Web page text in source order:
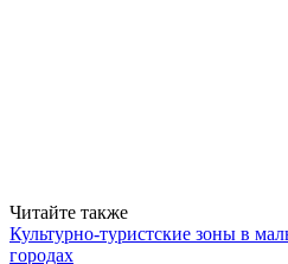
Читайте также
Культурно-туристские зоны в
городах